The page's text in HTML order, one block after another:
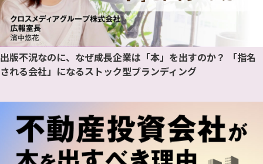
出版不況なのに、なぜ成長企業は「本」を出すのか？ 「指名
される会社」になるストック型ブランディング